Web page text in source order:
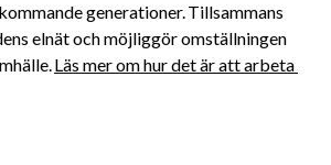
generationer. Tillsammans
elnät och möjliggör omställningen
Läs mer om hur det är att arbeta